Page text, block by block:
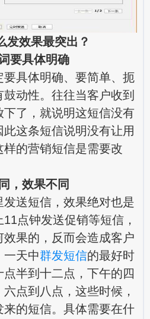
效果最突出？
要具体明确
具体明确、要简单、扼
动性。往往当客户收到
了，就说明这短信没有
这条短信说明没有让用
样的营销短信是需要改
效果不同
送短信，效果绝对也是
点钟发送促销等短信，
果的，反而会造成客户
一天中群发短信的最好时
半到十二点，下午的四
点到八点，这些时候，
来的短信。具体需要在什